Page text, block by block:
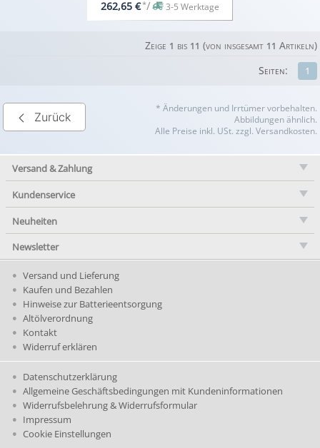
262,65 €*/ 3-5 Werktage
Zeige 1 bis 11 (von insgesamt 11 Artikeln)
1
Seiten:
Zurück
* Änderungen und Irrtümer vorbehalten.
Abbildungen ähnlich.
Alle Preise inkl. USt. zzgl. Versandkosten.
Versand & Zahlung
Kundenservice
Neuheiten
Newsletter
Versand und Lieferung
Kaufen und Bezahlen
Hinweise zur Batterieentsorgung
Altölverordnung
Kontakt
Widerruf erklären
Datenschutzerklärung
Allgemeine Geschäftsbedingungen mit Kundeninformationen
Widerrufsbelehrung & Widerrufsformular
Impressum
Cookie Einstellungen